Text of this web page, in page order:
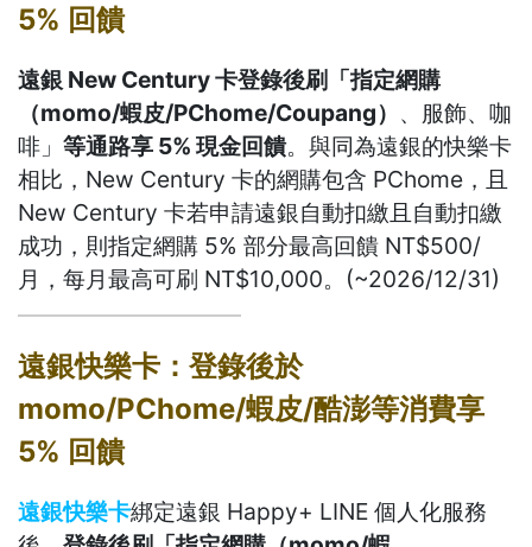
5% 回饋
遠銀 New Century 卡登錄後刷「指定網購
（momo/蝦皮/PChome/Coupang） 、服飾、咖
啡」 等通路享 5% 現金回饋。與同為遠銀的快樂卡
相比，New Century 卡的網購包含 PChome，且
New Century 卡若申請遠銀自動扣繳且自動扣繳
成功，則指定網購 5% 部分最高回饋 NT$500/
月，每月最高可刷 NT$10,000。(~2026/12/31)
遠銀快樂卡：登錄後於
momo/PChome/蝦皮/酷澎等消費享
5% 回饋
遠銀快樂卡綁定遠銀 Happy+ LINE 個人化服務